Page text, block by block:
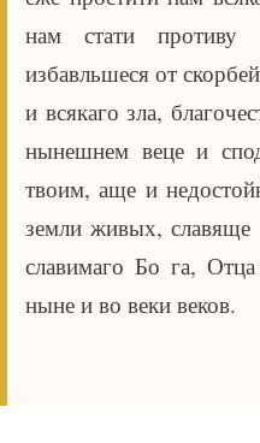
нам стати противу
избавльшеся от
и всякаго зла,
нынешнем веце и
твоим, аще и
земли живых,
славимаго Бо га,
ныне и во веки веков.